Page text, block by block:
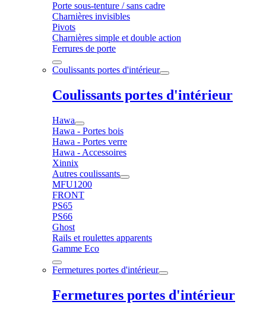
Porte sous-tenture / sans cadre
Charnières invisibles
Pivots
Charnières simple et double action
Ferrures de porte
Coulissants portes d'intérieur
Coulissants portes d'intérieur
Hawa
Hawa - Portes bois
Hawa - Portes verre
Hawa - Accessoires
Xinnix
Autres coulissants
MFU1200
FRONT
PS65
PS66
Ghost
Rails et roulettes apparents
Gamme Eco
Fermetures portes d'intérieur
Fermetures portes d'intérieur